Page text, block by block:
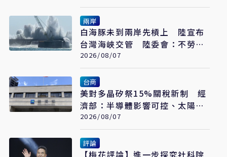
兩岸
白海豚未到兩岸先槓上 陸宣布
台灣海峽交管 陸委會：不勞費
心
2026/08/07
台商
美對多晶矽祭15%關稅新制 經
濟部：半導體影響可控、太陽能
產業衝擊有限
2026/08/07
評論
【梅花評論】進一步探究社科院